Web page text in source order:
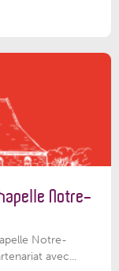
Notre-
Notre-
avec...